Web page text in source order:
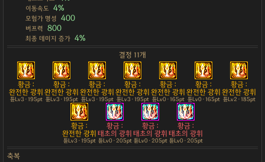
이동속도 4%
모험가 명성 400
버프력 800
최종 데미지 증가 4%
결정 11개
황금 :
완전한 광휘
튠Lv3 · 195pt
황금 :
완전한 광휘
튠Lv3 · 195pt
황금 :
완전한 광휘
튠Lv3 · 195pt
황금 :
완전한 광휘
튠Lv3 · 195pt
황금 :
완전한 광휘
튠Lv0 · 165pt
황금 :
완전한 광휘
튠Lv0 · 165pt
황금 :
완전한 광휘
튠Lv2 · 185pt
황금 :
완전한 광휘
튠Lv3 · 195pt
황금 :
태초의 광휘
튠Lv0 · 205pt
황금 :
태초의 광휘
튠Lv0 · 205pt
황금 :
태초의 광휘
튠Lv0 · 205pt
축복